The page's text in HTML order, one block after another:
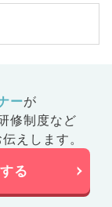
ーが
修制度など
えします。
る